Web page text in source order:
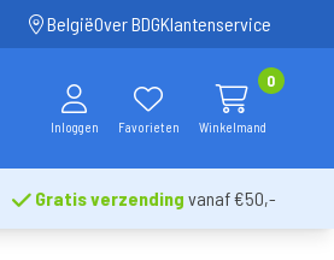
BelgiëOver BDGKlantenservice
Inloggen Favorieten
0
Winkelmand
Gratis verzending vanaf €50,-